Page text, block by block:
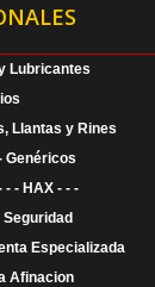
Lubricantes
Llantas y Rines
Genéricos
- HAX - - -
Seguridad
Especializada
Afinacion